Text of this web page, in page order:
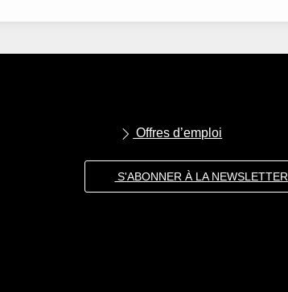
Offres d’emploi
S'ABONNER À LA NEWSLETTER